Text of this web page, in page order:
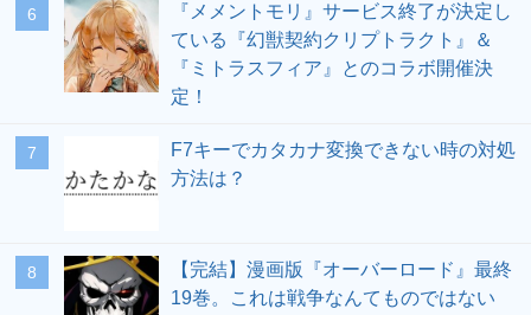
『メメントモリ』サービス終了が決定し
ている『幻獣契約クリプトラクト』＆
『ミトラスフィア』とのコラボ開催決
定！
F7キーでカタカナ変換できない時の対処
方法は？
【完結】漫画版『オーバーロード』最終
19巻。これは戦争なんてものではない